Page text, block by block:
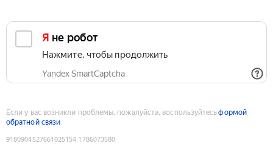
Я не робот
Нажмите, чтобы продолжить
Yandex SmartCaptcha
Если у вас возникли проблемы, пожалуйста, воспользуйтесьформой
обратной связи
9180904527661025154:1786073580